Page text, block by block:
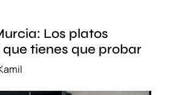
Los platos
tienes que probar